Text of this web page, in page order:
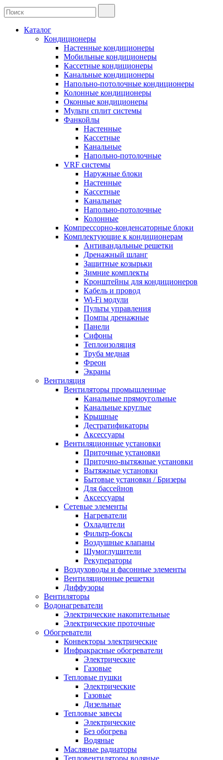
Каталог
Кондиционеры
Настенные кондиционеры
Мобильные кондиционеры
Кассетные кондиционеры
Канальные кондиционеры
Напольно-потолочные кондиционеры
Колонные кондиционеры
Оконные кондиционеры
Мульти сплит системы
Фанкойлы
Настенные
Кассетные
Канальные
Напольно-потолочные
VRF системы
Наружные блоки
Настенные
Кассетные
Канальные
Напольно-потолочные
Колонные
Компрессорно-конденсаторные блоки
Комплектующие к кондиционерам
Антивандальные решетки
Дренажный шланг
Защитные козырьки
Зимние комплекты
Кронштейны для кондиционеров
Кабель и провод
Wi-Fi модули
Пульты управления
Помпы дренажные
Панели
Сифоны
Теплоизоляция
Труба медная
Фреон
Экраны
Вентиляция
Вентиляторы промышленные
Канальные прямоугольные
Канальные круглые
Крышные
Дестратификаторы
Аксессуары
Вентиляционные установки
Приточные установки
Приточно-вытяжные установки
Вытяжные установки
Бытовые установки / Бризеры
Для бассейнов
Аксессуары
Сетевые элементы
Нагреватели
Охладители
Фильтр-боксы
Воздушные клапаны
Шумоглушители
Рекуператоры
Воздуховоды и фасонные элементы
Вентиляционные решетки
Диффузоры
Вентиляторы
Водонагреватели
Электрические накопительные
Электрические проточные
Обогреватели
Конвекторы электрические
Инфракрасные обогреватели
Электрические
Газовые
Тепловые пушки
Электрические
Газовые
Дизельные
Тепловые завесы
Электрические
Без обогрева
Водяные
Масляные радиаторы
Тепловентиляторы водяные